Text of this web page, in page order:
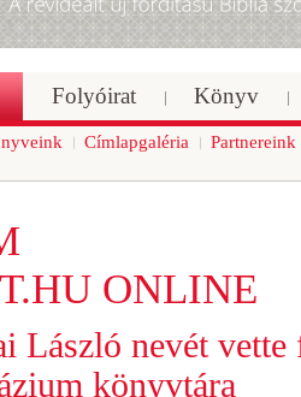
Folyóirat Könyv
Címlapgaléria Partnereink
ONLINE
László nevét
könyvtára